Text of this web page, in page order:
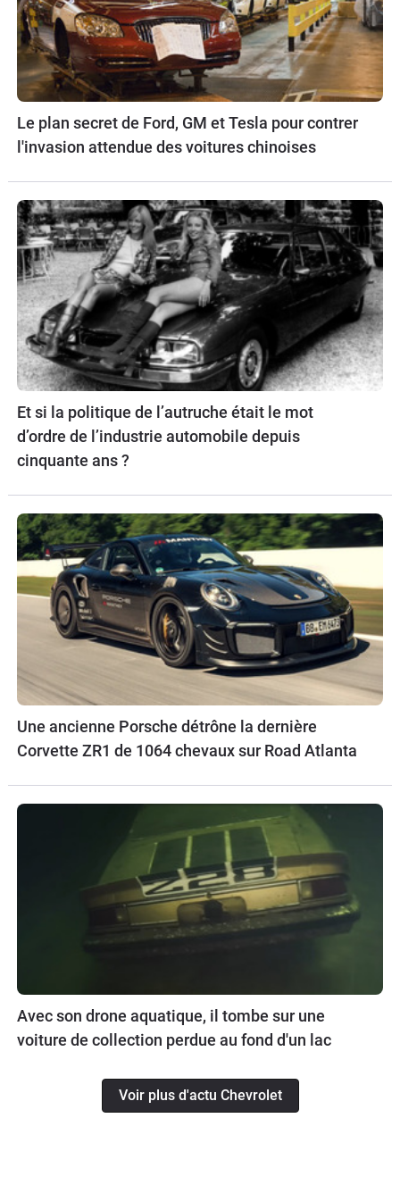
Le plan secret de Ford, GM et Tesla pour contrer
l'invasion attendue des voitures chinoises
Et si la politique de l’autruche était le mot
d’ordre de l’industrie automobile depuis
cinquante ans ?
Une ancienne Porsche détrône la dernière
Corvette ZR1 de 1064 chevaux sur Road Atlanta
Avec son drone aquatique, il tombe sur une
voiture de collection perdue au fond d'un lac
Voir plus d'actu Chevrolet